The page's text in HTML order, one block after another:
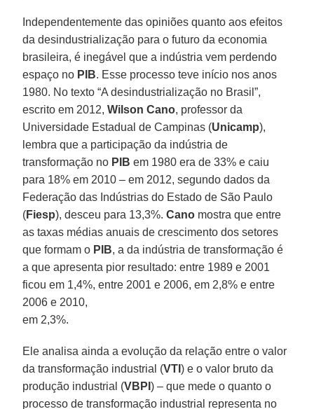
Independentemente das opiniões quanto aos efeitos
da desindustrialização para o futuro da economia
brasileira, é inegável que a indústria vem perdendo
espaço no PIB. Esse processo teve início nos anos
1980. No texto “A desindustrialização no Brasil”,
escrito em 2012,Wilson Cano, professor da
Universidade Estadual de Campinas (Unicamp),
lembra que a participação da indústria de
transformação no PIB em 1980 era de 33% e caiu
para 18% em 2010 – em 2012, segundo dados da
Federação das Indústrias do Estado de São Paulo
(Fiesp), desceu para 13,3%.Cano mostra que entre
as taxas médias anuais de crescimento dos setores
que formam o PIB, a da indústria de transformação é
a que apresenta pior resultado: entre 1989 e 2001
ficou em 1,4%, entre 2001 e 2006, em 2,8% e entre
2006 e 2010,
em 2,3%.
Ele analisa ainda a evolução da relação entre o valor
da transformação industrial (VTI) e o valor bruto da
produção industrial (VBPI) – que mede o quanto o
processo de transformação industrial representa no